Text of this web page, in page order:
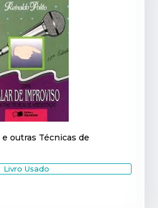
outras Técnicas de
Livro Usado